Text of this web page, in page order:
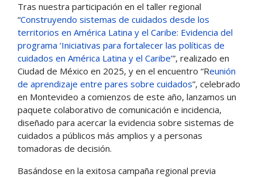
Tras nuestra participación en el taller regional
“Construyendo sistemas de cuidados desde los
territorios en América Latina y el Caribe: Evidencia del
programa ‘Iniciativas para fortalecer las políticas de
cuidados en América Latina y el Caribe’”, realizado en
Ciudad de México en 2025, y en el encuentro “Reunión
de aprendizaje entre pares sobre cuidados”, celebrado
en Montevideo a comienzos de este año, lanzamos un
paquete colaborativo de comunicación e incidencia,
diseñado para acercar la evidencia sobre sistemas de
cuidados a públicos más amplios y a personas
tomadoras de decisión.
Basándose en la exitosa campaña regional previa